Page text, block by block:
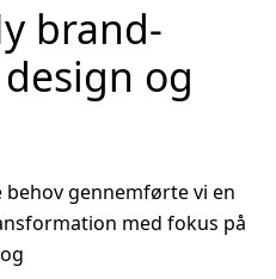
brand­
og
gennemførte vi en
med fokus på